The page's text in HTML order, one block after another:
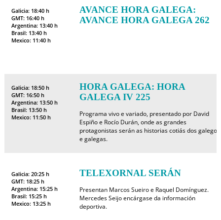
Galicia: 18:40 h
GMT: 16:40 h
Argentina: 13:40 h
Brasil: 13:40 h
Mexico: 11:40 h
AVANCE HORA GALEGA:
AVANCE HORA GALEGA 262
Galicia: 18:50 h
GMT: 16:50 h
Argentina: 13:50 h
Brasil: 13:50 h
Mexico: 11:50 h
HORA GALEGA: HORA
GALEGA IV 225
Programa vivo e variado, presentado por David
Espiño e Rocío Durán, onde as grandes
protagonistas serán as historias cotiás dos galegos
e galegas.
Galicia: 20:25 h
GMT: 18:25 h
Argentina: 15:25 h
Brasil: 15:25 h
Mexico: 13:25 h
TELEXORNAL SERÁN
Presentan Marcos Sueiro e Raquel Domínguez.
Mercedes Seijo encárgase da información
deportiva.